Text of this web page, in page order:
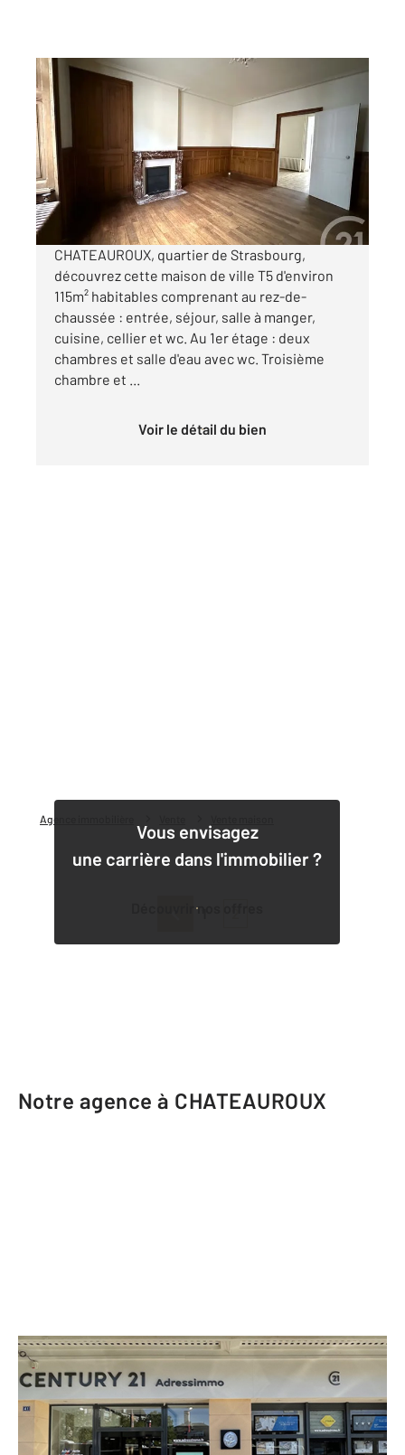
Agence immobilière
CHATEAUROUX 36
115 m
Ref : 6221
Maison à vendre
149 500 €
Visiter le site dédié
CHATEAUROUX, quartier de Strasbourg,
découvrez cette maison de ville T5 d'environ
115m² habitables comprenant au rez-de-
chaussée : entrée, séjour, salle à manger,
cuisine, cellier et wc. Au 1er étage : deux
chambres et salle d'eau avec wc. Troisième
chambre et ...
Voir le détail du bien
Vous envisagez
une carrière dans l'immobilier ?
Découvrir nos offres
Notre agence à CHATEAUROUX
CENTURY 21 Adressimmo
41 rue Victor Hugo La Cour du
Capitole
CHATEAUROUX - 36000